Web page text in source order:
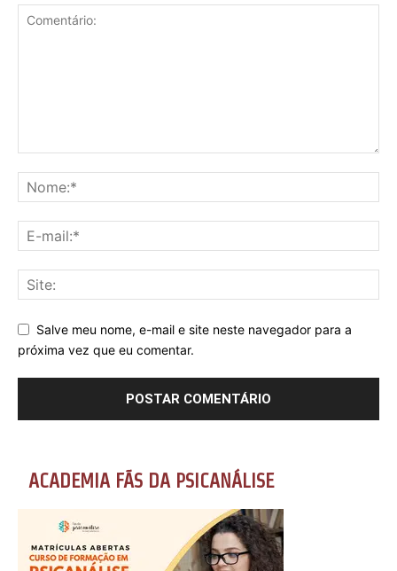
Salve meu nome, e-mail e site neste navegador para a
próxima vez que eu comentar.
ACADEMIA FÃS DA PSICANÁLISE